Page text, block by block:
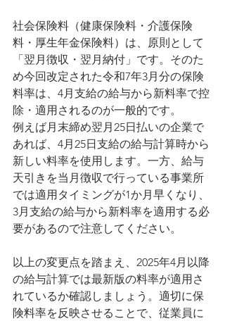
社会保険料（健康保険料・介護保険
料・厚生年金保険料）は、原則として
「翌月徴収・翌月納付」です​。そのた
め今回改定された令和7年3月分の保険
料率は、4月支給の給与から新料率で控
除・適用されるのが一般的です​。
例えば月末締め翌月25日払いの企業で
あれば、4月25日支給の給与計算時から
新しい料率を使用します。一方、給与
天引きを当月徴収で行っている事業所
では適用タイミングが1か月早くなり、
3月支給の給与から新料率を適用する必
要があるので注意してください​。
以上の変更点を踏まえ、2025年4月以降
の給与計算では最新版の料率が適用さ
れているか確認しましょう。適切に保
険料率を反映させることで、従業員に